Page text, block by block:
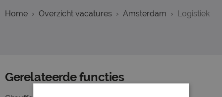
Home Overzicht vacatures Amsterdam Logistiek
Gerelateerde functies